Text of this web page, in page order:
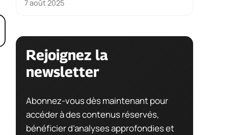
7 août 2025
Rejoignez la
newsletter
Abonnez-vous dès maintenant pour
accéder à des contenus réservés,
bénéficier d’analyses approfondies et